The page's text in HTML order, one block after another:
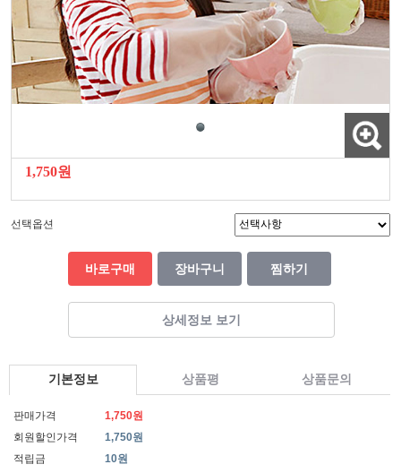
1,750원
선택옵션
바로구매 장바구니 찜하기
상세정보 보기
기본정보 상품평 상품문의
판매가격
1,750원
회원할인가격
1,750원
적립금
10원